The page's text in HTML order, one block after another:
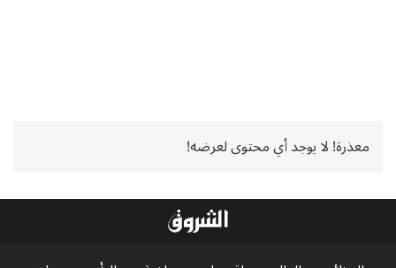
معذرة! لا يوجد أي محتوى لعرضه!